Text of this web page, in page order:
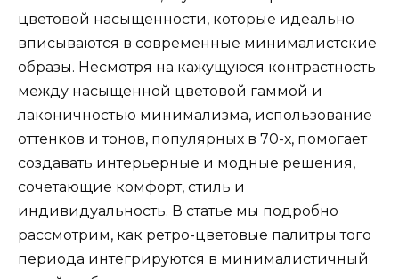
цветовой насыщенности, которые идеально
вписываются в современные минималистские
образы. Несмотря на кажущуюся контрастность
между насыщенной цветовой гаммой и
лаконичностью минимализма, использование
оттенков и тонов, популярных в 70-х, помогает
создавать интерьерные и модные решения,
сочетающие комфорт, стиль и
индивидуальность. В статье мы подробно
рассмотрим, как ретро-цветовые палитры того
периода интегрируются в минималистичный